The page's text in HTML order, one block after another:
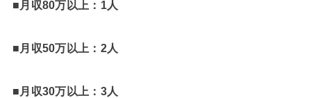
■月収80万以上：1人
■月収50万以上：2人
■月収30万以上：3人